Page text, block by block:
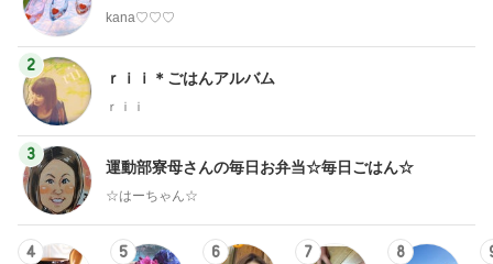
kana♡♡♡
2
ｒｉｉ＊ごはんアルバム
ｒｉｉ
3
運動部寮母さんの毎日お弁当☆毎日ごはん☆
☆はーちゃん☆
4 5 6 7 8